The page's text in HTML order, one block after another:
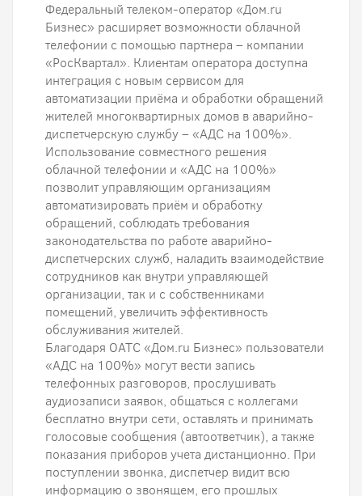
Федеральный телеком-оператор «Дом.ru
Бизнес» расширяет возможности облачной
телефонии с помощью партнера – компании
«РосКвартал». Клиентам оператора доступна
интеграция с новым сервисом для
автоматизации приёма и обработки обращений
жителей многоквартирных домов в аварийно-
диспетчерскую службу – «АДС на 100%».
Использование совместного решения
облачной телефонии и «АДС на 100%»
позволит управляющим организациям
автоматизировать приём и обработку
обращений, соблюдать требования
законодательства по работе аварийно-
диспетчерских служб, наладить взаимодействие
сотрудников как внутри управляющей
организации, так и с собственниками
помещений, увеличить эффективность
обслуживания жителей.
Благодаря ОАТС «Дом.ru Бизнес» пользователи
«АДС на 100%» могут вести запись
телефонных разговоров, прослушивать
аудиозаписи заявок, общаться с коллегами
бесплатно внутри сети, оставлять и принимать
голосовые сообщения (автоответчик), а также
показания приборов учета дистанционно. При
поступлении звонка, диспетчер видит всю
информацию о звонящем, его прошлых